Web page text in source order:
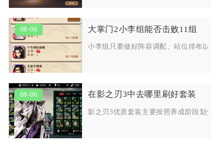
08-06 大掌门2小李组能否击败11组
小李组只要做好阵容调配、站位排布以
08-06 在影之刃3中去哪里刷好套装
影之刃3优质套装主要按照养成阶段划分